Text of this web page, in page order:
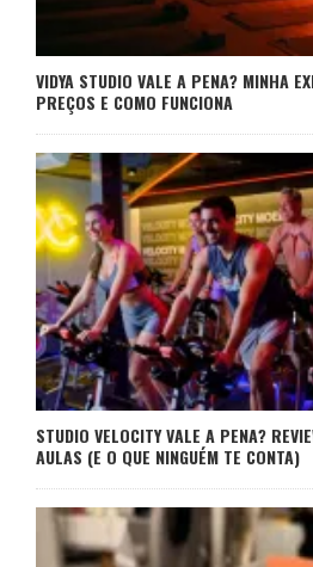
VIDYA STUDIO VALE A PENA? MINHA
PREÇOS E COMO FUNCIONA
STUDIO VELOCITY VALE A PENA?
AULAS (E O QUE NINGUÉM TE CONTA)